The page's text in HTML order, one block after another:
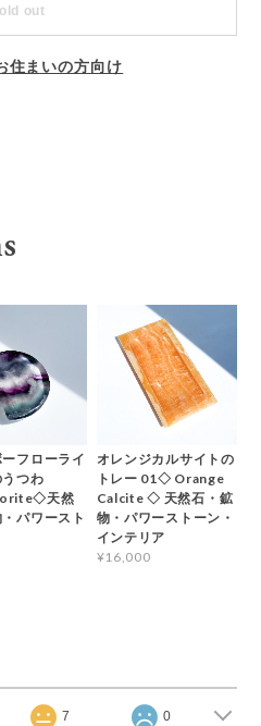
out
住まいの方向け
フローライ
うつわ
天然
パワースト
オレンジカルサイトの
トレー 01◇ Orange
Calcite ◇ 天然石・鉱
物・パワーストーン・
インテリア
¥16,000
7 0